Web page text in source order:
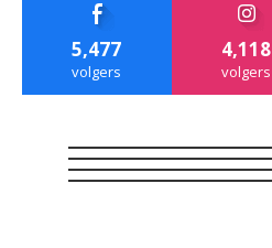
5,477
volgers
4,118
volgers